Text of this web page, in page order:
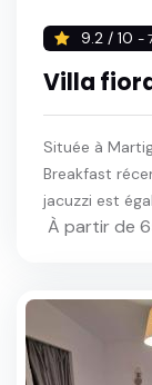
9.2 / 10 -
Villa
Située à
Breakfast
jacuzzi est
À partir de